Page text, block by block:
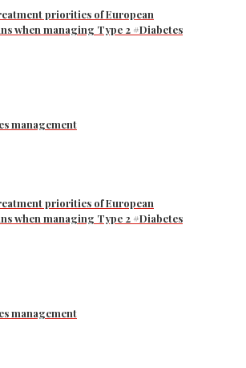
priorities of European
when managing Type 2 #Diabetes
management
priorities of European
when managing Type 2 #Diabetes
management